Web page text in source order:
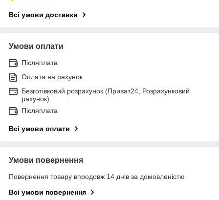
Всі умови доставки
Умови оплати
Післяплата
Оплата на рахунок
Безготівковий розрахунок (Приват24, Розрахунковий
рахунок)
Післяплата
Всі умови оплати
Умови повернення
Повернення товару впродовж 14 днів за домовленістю
Всі умови повернення